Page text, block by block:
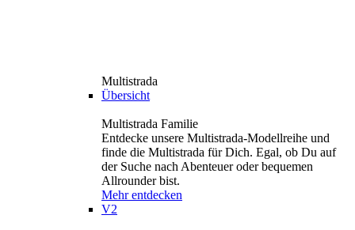
Multistrada
Übersicht
Multistrada Familie
Entdecke unsere Multistrada-Modellreihe und
finde die Multistrada für Dich. Egal, ob Du auf
der Suche nach Abenteuer oder bequemen
Allrounder bist.
Mehr entdecken
V2